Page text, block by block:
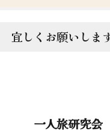
宜しくお願いしま
一人旅研究会